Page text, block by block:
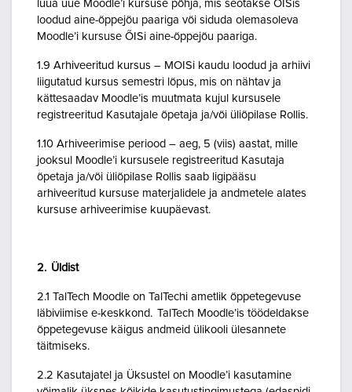
luua uue Moodle’i kursuse põhja, mis seotakse ÕISis
loodud aine-õppejõu paariga või siduda olemasoleva
Moodle’i kursuse ÕISi aine-õppejõu paariga.
1.9 Arhiveeritud kursus – MOISi kaudu loodud ja arhiivi
liigutatud kursus semestri lõpus, mis on nähtav ja
kättesaadav Moodle’is muutmata kujul kursusele
registreeritud Kasutajale õpetaja ja/või üliõpilase Rollis.
1.10 Arhiveerimise periood – aeg, 5 (viis) aastat, mille
jooksul Moodle’i kursusele registreeritud Kasutaja
õpetaja ja/või üliõpilase Rollis saab ligipääsu
arhiveeritud kursuse materjalidele ja andmetele alates
kursuse arhiveerimise kuupäevast.
2. Üldist
2.1 TalTech Moodle on TalTechi ametlik õppetegevuse
läbiviimise e-keskkond. TalTech Moodle’is töödeldakse
õppetegevuse käigus andmeid ülikooli ülesannete
täitmiseks.
2.2 Kasutajatel ja Üksustel on Moodle’i kasutamine